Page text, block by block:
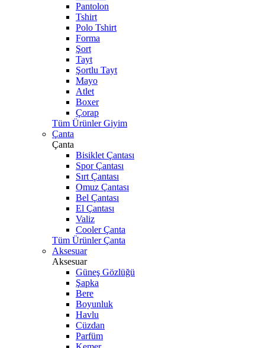
Pantolon
Tshirt
Polo Tshirt
Forma
Şort
Tayt
Şortlu Tayt
Mayo
Atlet
Boxer
Çorap
Tüm Ürünler Giyim
Çanta
Çanta
Bisiklet Çantası
Spor Çantası
Sırt Çantası
Omuz Çantası
Bel Çantası
El Çantası
Valiz
Cooler Çanta
Tüm Ürünler Çanta
Aksesuar
Aksesuar
Güneş Gözlüğü
Şapka
Bere
Boyunluk
Havlu
Cüzdan
Parfüm